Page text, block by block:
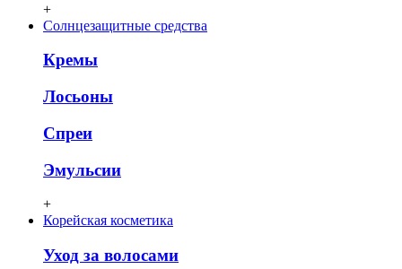
+
Солнцезащитные средства
Кремы
Лосьоны
Спреи
Эмульсии
+
Корейская косметика
Уход за волосами